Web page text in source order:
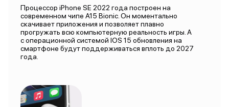
Процессор iPhone SE 2022 года построен на
современном чипе A15 Bionic. Он моментально
скачивает приложения и позволяет плавно
прогружать всю компьютерную реальность игры. А
с операционной системой IOS 15 обновления на
смартфоне будут поддерживаться вплоть до 2027
года.